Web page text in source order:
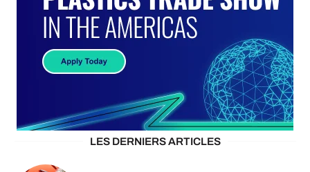
LES DERNIERS ARTICLES